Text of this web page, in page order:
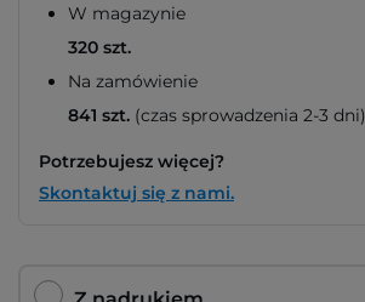
W magazynie
320 szt.
Na zamówienie
841 szt. (czas sprowadzenia 2-3 dni)
Potrzebujesz więcej?
Skontaktuj się z nami.